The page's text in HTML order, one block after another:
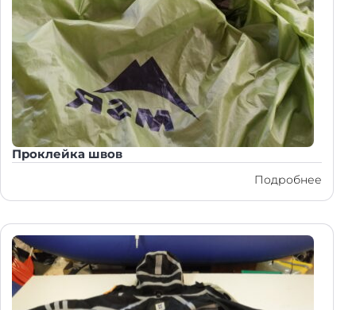
Проклейка швов
Подробнее